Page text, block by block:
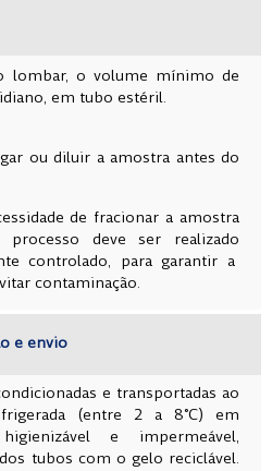
lombar, o volume mínimo de
em tubo estéril.
ou diluir a amostra antes do
de fracionar a amostra
deve ser realizado
controlado, para garantir a
contaminação.
e envio
e transportadas ao
(entre 2 a 8°C) em
e impermeável,
tubos com o gelo reciclável.